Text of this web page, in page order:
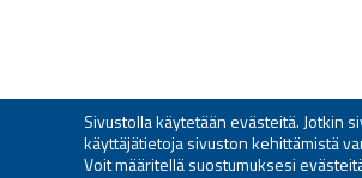
Sivustolla käytetään evästeitä. Jotkin
käyttäjätietoja sivuston kehittämistä
Voit määritellä suostumuksesi